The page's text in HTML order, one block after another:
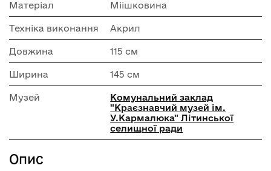
Матеріал Міішковина
Техніка виконання Акрил
Довжина 115 см
Ширина 145 см
Музей
Комунальний заклад
"Краєзнавчий музей ім.
У.Кармалюка" Літинської
селищної ради
Опис